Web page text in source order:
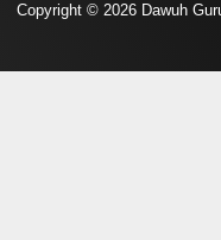
Copyright © 2026 Dawuh